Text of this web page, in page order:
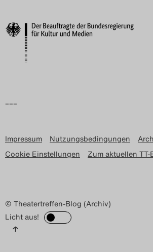
–––
Impressum Nutzungsbedingungen
Cookie Einstellungen
Zum aktuellen
© Theatertreffen-Blog (Archiv)
Licht aus!
↑